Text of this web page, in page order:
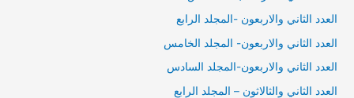
العدد الثاني والاربعون -المجلد الرابع
العدد الثاني والاربعون- المجلد الخامس
العدد الثاني والاربعون-المجلد السادس
العدد الثاني والثالاثون – المجلد الرابع